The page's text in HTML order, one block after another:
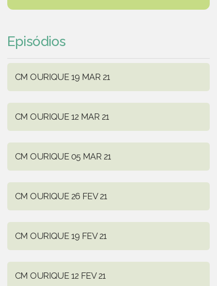
Episódios
CM OURIQUE 19 MAR 21
CM OURIQUE 12 MAR 21
CM OURIQUE 05 MAR 21
CM OURIQUE 26 FEV 21
CM OURIQUE 19 FEV 21
CM OURIQUE 12 FEV 21